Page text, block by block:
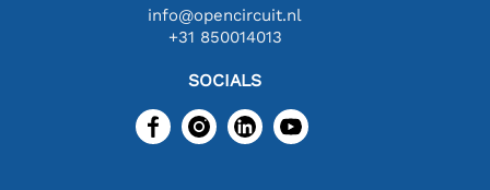
info@opencircuit.nl
+31 850014013
SOCIALS